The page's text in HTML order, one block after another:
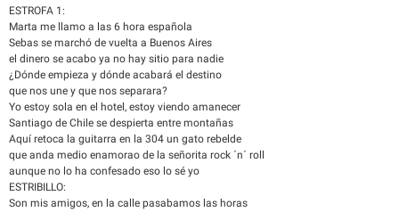
ESTROFA 1:
Marta me llamo a las 6 hora española
Sebas se marchó de vuelta a Buenos Aires
el dinero se acabo ya no hay sitio para nadie
¿Dónde empieza y dónde acabará el destino
que nos une y que nos separara?
Yo estoy sola en el hotel, estoy viendo amanecer
Santiago de Chile se despierta entre montañas
Aquí retoca la guitarra en la 304 un gato rebelde
que anda medio enamorao de la señorita rock ´n´ roll
aunque no lo ha confesado eso lo sé yo
ESTRIBILLO:
Son mis amigos, en la calle pasabamos las horas